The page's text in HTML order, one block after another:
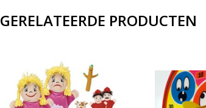
GERELATEERDE PRODUCTEN